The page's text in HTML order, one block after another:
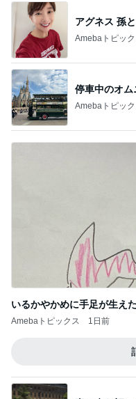
アグネス 孫
Amebaトピック
停車中のオ
Amebaトピック
いるかやかめに手足が生え
Amebaトピックス 1日前